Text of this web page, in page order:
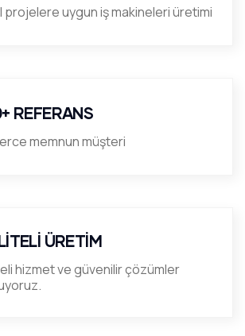
projelere uygun iş makineleri üretimi
REFERANS
memnun müşteri
ÜRETİM
hizmet ve güvenilir çözümler